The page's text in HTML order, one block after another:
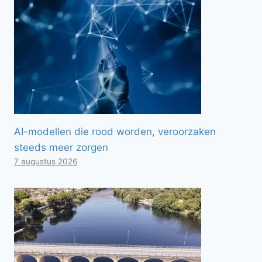
AI-modellen die rood worden, veroorzaken
steeds meer zorgen
7 augustus 2026